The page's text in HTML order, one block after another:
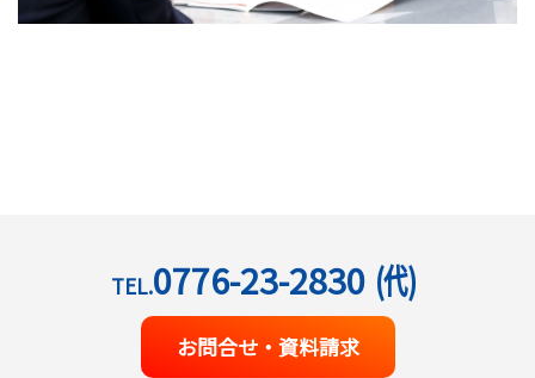
TEL.0776-23-2830 (代)
お問合せ・資料請求